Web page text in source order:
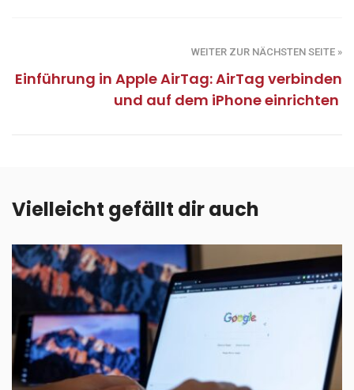
WEITER ZUR NÄCHSTEN SEITE »
Einführung in Apple AirTag: AirTag verbinden
und auf dem iPhone einrichten
Vielleicht gefällt dir auch